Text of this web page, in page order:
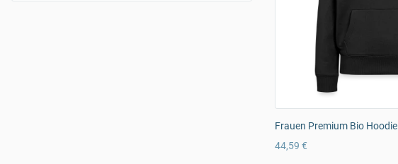
Frauen Premium Bio Hoodie
44,59 €